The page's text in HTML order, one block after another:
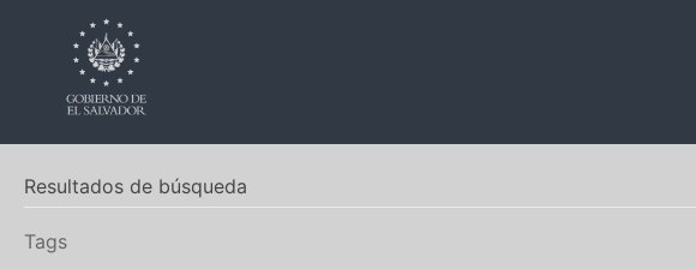
Resultados de búsqueda
Tags